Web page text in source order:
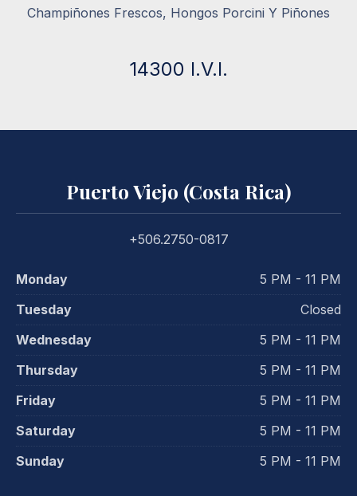
Champiñones Frescos, Hongos Porcini Y Piñones
14300 I.V.I.
Puerto Viejo (Costa Rica)
+506.2750-0817
Monday
5 PM - 11 PM
Tuesday
Closed
Wednesday
5 PM - 11 PM
Thursday
5 PM - 11 PM
Friday
5 PM - 11 PM
Saturday
5 PM - 11 PM
Sunday
5 PM - 11 PM